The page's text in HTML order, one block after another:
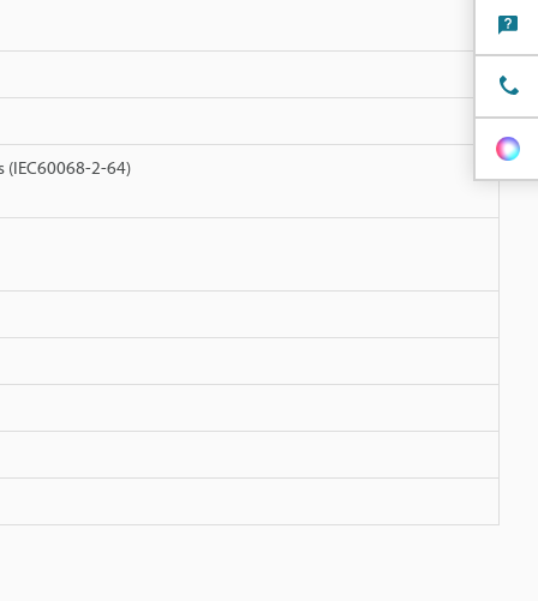
(IEC60068-2-64)